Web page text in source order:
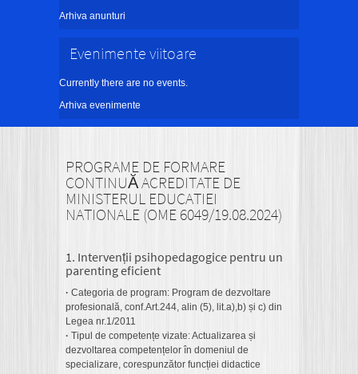
Arhiva anunturi
Evenimente viitoare
Currently there are no events.
Arhiva evenimente
PROGRAME DE FORMARE
CONTINUĂ ACREDITATE DE
MINISTERUL EDUCATIEI
NATIONALE (OME 6049/19.08.2024)
1. Intervenții psihopedagogice pentru un
parenting eficient
· Categoria de program: Program de dezvoltare
profesională, conf.Art.244, alin (5), lit.a),b) și c) din
Legea nr.1/2011
· Tipul de competențe vizate: Actualizarea și
dezvoltarea competențelor în domeniul de
specializare, corespunzător funcției didactice